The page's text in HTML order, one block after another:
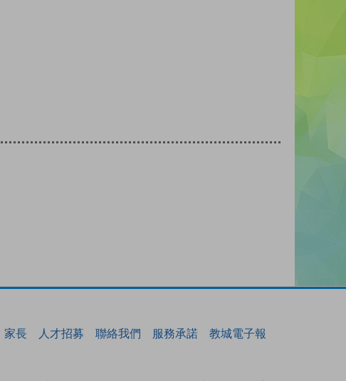
家長 人才招募 聯絡我們 服務承諾 教城電子報